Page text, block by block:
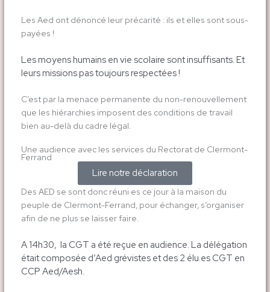
Les Aed ont dénoncé leur précarité : ils et elles sont sous-
payées !
Les moyens humains en vie scolaire sont insuffisants. Et
leurs missions pas toujours respectées !
C’est par la menace permanente du non-renouvellement
que les hiérarchies imposent des conditions de travail
bien au-delà du cadre légal.
Une audience avec les services du Rectorat de Clermont-
Ferrand
Lire notre déclaration
Des AED se sont donc réuni·es ce jour à la maison du
peuple de Clermont-Ferrand, pour échanger, s’organiser
afin de ne plus se laisser faire.
A 14h30, la CGT a été reçue en audience. La délégation
était composée d’Aed grévistes et des 2 élu.es CGT en
CCP Aed/Aesh.